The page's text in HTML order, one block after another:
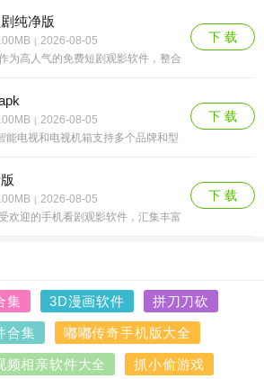
台同时收录漫剧、真人AI剧等多元化
古装、穿越、重生、都市热血、职场
纯净版
| 2026-08-05
为高人气的免费短剧观影软件，整合
找到很多高人气的短剧来看，享受全
还内置强大的搜索功能，可以快速找
......
下 载
| 2026-08-05
能电视和电视机箱支持多个品牌和型
各种功能，无需复杂操作即可完成应
件传输和系统清理等任务。同时，软
下 载
| 2026-08-05
欢迎的手机看剧观影软件，汇集丰富
短剧主题吗，及时关注各种热门短剧
下 载
集 3D漫画软件 拼刀刀砍
合集 嘟嘟传奇手机版大全
频相亲软件大全 抓小偷游戏